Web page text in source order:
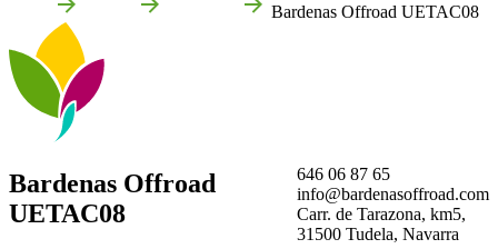
Bardenas Offroad UETAC08
Bardenas Offroad
UETAC08
646 06 87 65
info@bardenasoffroad.com
Carr. de Tarazona, km5,
31500 Tudela, Navarra